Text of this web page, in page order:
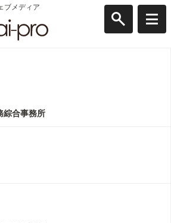
ブメディア
綜合事務所